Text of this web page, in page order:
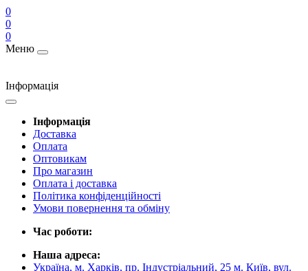
0
0
0
Меню
Інформація
Інформація
Доставка
Оплата
Оптовикам
Про магазин
Оплата і доставка
Політика конфіденційності
Умови повернення та обміну
Час роботи:
Наша адреса:
Україна, м. Харків, пр. Індустріальний, 25 м. Київ, вул.